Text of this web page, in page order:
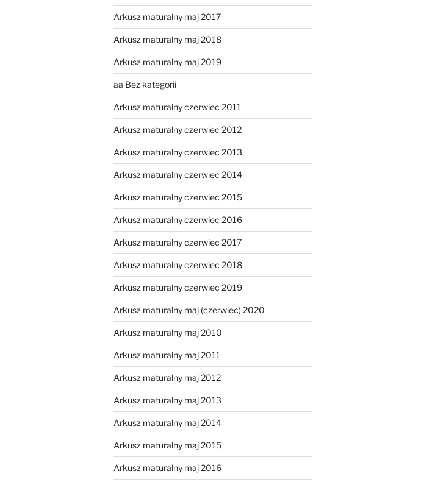
Arkusz maturalny maj 2017
Arkusz maturalny maj 2018
Arkusz maturalny maj 2019
aa Bez kategorii
Arkusz maturalny czerwiec 2011
Arkusz maturalny czerwiec 2012
Arkusz maturalny czerwiec 2013
Arkusz maturalny czerwiec 2014
Arkusz maturalny czerwiec 2015
Arkusz maturalny czerwiec 2016
Arkusz maturalny czerwiec 2017
Arkusz maturalny czerwiec 2018
Arkusz maturalny czerwiec 2019
Arkusz maturalny maj (czerwiec) 2020
Arkusz maturalny maj 2010
Arkusz maturalny maj 2011
Arkusz maturalny maj 2012
Arkusz maturalny maj 2013
Arkusz maturalny maj 2014
Arkusz maturalny maj 2015
Arkusz maturalny maj 2016